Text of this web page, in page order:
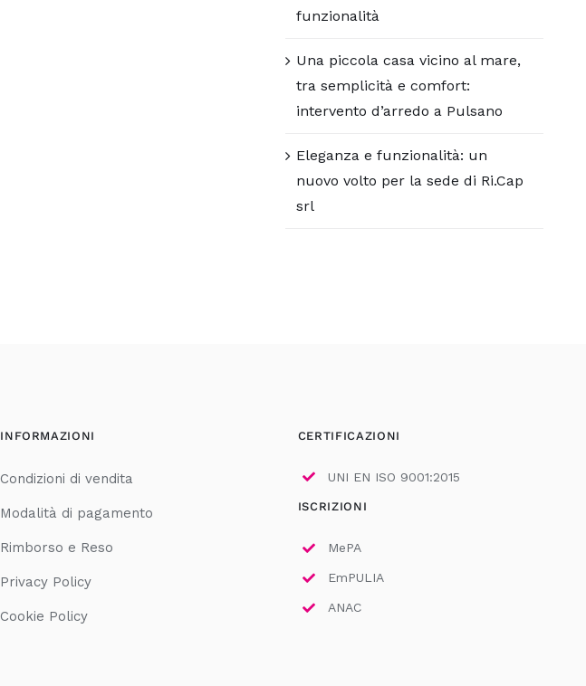
funzionalità
Una piccola casa vicino al mare,
tra semplicità e comfort:
intervento d’arredo a Pulsano
Eleganza e funzionalità: un
nuovo volto per la sede di Ri.Cap
srl
INFORMAZIONI
Condizioni di vendita
Modalità di pagamento
Rimborso e Reso
Privacy Policy
Cookie Policy
CERTIFICAZIONI
UNI EN ISO 9001:2015
ISCRIZIONI
MePA
EmPULIA
ANAC